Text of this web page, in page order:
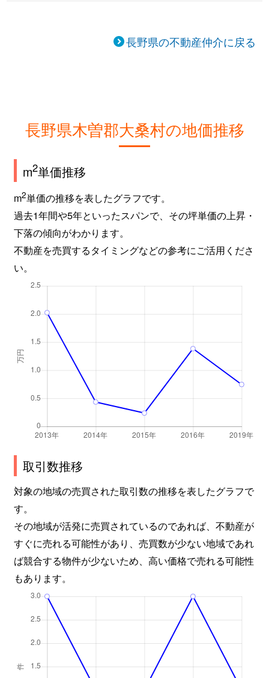
長野県の不動産仲介に戻る
長野県木曽郡大桑村の地価推移
m2単価推移
m2単価の推移を表したグラフです。
過去1年間や5年といったスパンで、その坪単価の上昇・
下落の傾向がわかります。
不動産を売買するタイミングなどの参考にご活用くださ
い。
取引数推移
対象の地域の売買された取引数の推移を表したグラフで
す。
その地域が活発に売買されているのであれば、不動産が
すぐに売れる可能性があり、売買数が少ない地域であれ
ば競合する物件が少ないため、高い価格で売れる可能性
もあります。